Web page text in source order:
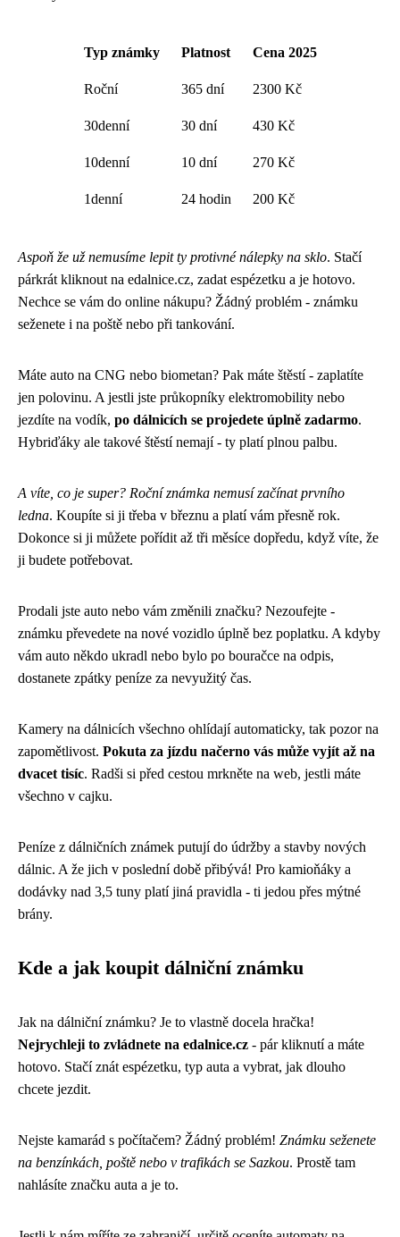
Typ známky Platnost Cena 2025
Roční 365 dní 2300 Kč
30denní 30 dní 430 Kč
10denní 10 dní 270 Kč
1denní 24 hodin 200 Kč
Aspoň že už nemusíme lepit ty protivné nálepky na sklo. Stačí
párkrát kliknout na edalnice.cz, zadat espézetku a je hotovo.
Nechce se vám do online nákupu? Žádný problém - známku
seženete i na poště nebo při tankování.
Máte auto na CNG nebo biometan? Pak máte štěstí - zaplatíte
jen polovinu. A jestli jste průkopníky elektromobility nebo
jezdíte na vodík, po dálnicích se projedete úplně zadarmo.
Hybriďáky ale takové štěstí nemají - ty platí plnou palbu.
A víte, co je super? Roční známka nemusí začínat prvního
ledna. Koupíte si ji třeba v březnu a platí vám přesně rok.
Dokonce si ji můžete pořídit až tři měsíce dopředu, když víte, že
ji budete potřebovat.
Prodali jste auto nebo vám změnili značku? Nezoufejte -
známku převedete na nové vozidlo úplně bez poplatku. A kdyby
vám auto někdo ukradl nebo bylo po bouračce na odpis,
dostanete zpátky peníze za nevyužitý čas.
Kamery na dálnicích všechno ohlídají automaticky, tak pozor na
zapomětlivost. Pokuta za jízdu načerno vás může vyjít až na
dvacet tisíc. Radši si před cestou mrkněte na web, jestli máte
všechno v cajku.
Peníze z dálničních známek putují do údržby a stavby nových
dálnic. A že jich v poslední době přibývá! Pro kamioňáky a
dodávky nad 3,5 tuny platí jiná pravidla - ti jedou přes mýtné
brány.
Kde a jak koupit dálniční známku
Jak na dálniční známku? Je to vlastně docela hračka!
Nejrychleji to zvládnete na edalnice.cz - pár kliknutí a máte
hotovo. Stačí znát espézetku, typ auta a vybrat, jak dlouho
chcete jezdit.
Nejste kamarád s počítačem? Žádný problém! Známku seženete
na benzínkách, poště nebo v trafikách se Sazkou. Prostě tam
nahlásíte značku auta a je to.